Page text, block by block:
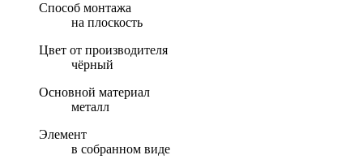
Способ монтажа
на плоскость
Цвет от производителя
чёрный
Основной материал
металл
Элемент
в собранном виде